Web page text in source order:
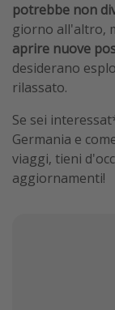
potrebbe non
giorno all'altro,
aprire nuove
desiderano
rilassato.
Se sei
Germania e
viaggi, tieni
aggiornamenti!